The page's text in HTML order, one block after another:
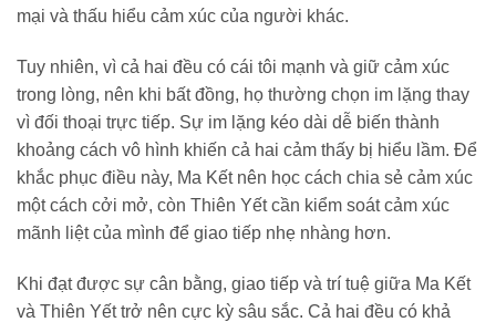
mại và thấu hiểu cảm xúc của người khác.
Tuy nhiên, vì cả hai đều có cái tôi mạnh và giữ cảm xúc
trong lòng, nên khi bất đồng, họ thường chọn im lặng thay
vì đối thoại trực tiếp. Sự im lặng kéo dài dễ biến thành
khoảng cách vô hình khiến cả hai cảm thấy bị hiểu lầm. Để
khắc phục điều này, Ma Kết nên học cách chia sẻ cảm xúc
một cách cởi mở, còn Thiên Yết cần kiểm soát cảm xúc
mãnh liệt của mình để giao tiếp nhẹ nhàng hơn.
Khi đạt được sự cân bằng, giao tiếp và trí tuệ giữa Ma Kết
và Thiên Yết trở nên cực kỳ sâu sắc. Cả hai đều có khả